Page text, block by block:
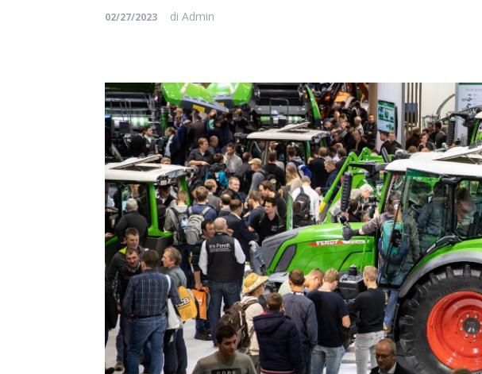
02/27/2023 di Admin